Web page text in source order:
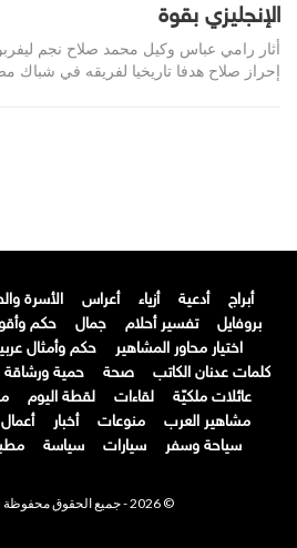
الإنجليزي بقوة
أثار رامي عباس وكيل محمد صلاح نجم
إحراز صلاح هدفا تاريخيا لفريقه في شباك
أبراج أدعية أزياء أعراس الأسرة
بروفايل
تفسير أحلام جمال حكم
اختيار محاور المشاهير
حكم وأمثال
كلمات عدنان الكاتب
صحة حمية ورشاقة
عائلات ملكيّة
لقاءات لقطة اليوم
مشاهير العرب
منوعات أخبار أعمال
سياحة وسفر
سيارات سياسة
© 2026 - جميع الحقوق محفوظة لموقع مشاهير